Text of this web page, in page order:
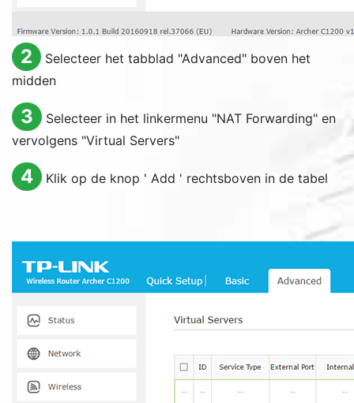
2 Selecteer het tabblad "Advanced" boven het
midden
3 Selecteer in het linkermenu "NAT Forwarding" en
vervolgens "Virtual Servers"
4 Klik op de knop ' Add ' rechtsboven in de tabel